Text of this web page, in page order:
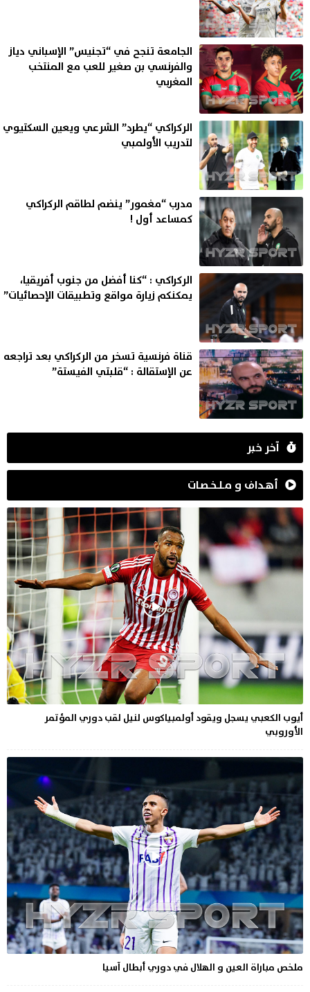
الجامعة تنجح في “تجنيس” الإسباني دياز
والفرنسي بن صغير للعب مع المنتخب
المغربي
الركراكي “يطرد” الشرعي ويعين السكتيوي
لتدريب الأولمبي
مدرب “مغمور” ينضم لطاقم الركراكي
كمساعد أول !
الركراكي : “كنا أفضل من جنوب أفريقيا،
يمكنكم زيارة مواقع وتطبيقات الإحصائيات”
قناة فرنسية تسخر من الركراكي بعد تراجعه
عن الإستقالة : “قلبتي الفيستة”
آخر خبر
أهـداف و مـلـخـصـات
أيوب الكعبي يسجل ويقود أولمبياكوس لنيل لقب دوري المؤتمر
الأوروبي
ملخص مباراة العين و الهلال في دوري أبطال آسيا